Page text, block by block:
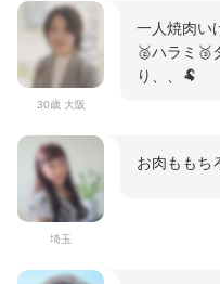
30歳 大阪
一人焼肉い
🥈ハラミ🥉
り、、🐏
埼玉
お肉ももち